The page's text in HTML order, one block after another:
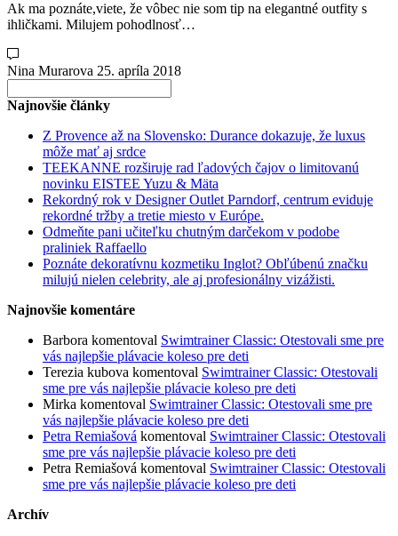
Ak ma poznáte,viete, že vôbec nie som tip na elegantné outfity s
ihličkami. Milujem pohodlnosť…
Nina Murarova 25. apríla 2018
for:
Najnovšie články
Z Provence až na Slovensko: Durance dokazuje, že luxus
môže mať aj srdce
TEEKANNE rozširuje rad ľadových čajov o limitovanú
novinku EISTEE Yuzu & Mäta
Rekordný rok v Designer Outlet Parndorf, centrum eviduje
rekordné tržby a tretie miesto v Európe.
Odmeňte pani učiteľku chutným darčekom v podobe
praliniek Raffaello
Poznáte dekoratívnu kozmetiku Inglot? Obľúbenú značku
milujú nielen celebrity, ale aj profesionálny vizážisti.
Najnovšie komentáre
Barbora komentoval Swimtrainer Classic: Otestovali sme pre
vás najlepšie plávacie koleso pre deti
Terezia kubova komentoval Swimtrainer Classic: Otestovali
sme pre vás najlepšie plávacie koleso pre deti
Mirka komentoval Swimtrainer Classic: Otestovali sme pre
vás najlepšie plávacie koleso pre deti
Petra Remiašová komentoval Swimtrainer Classic: Otestovali
sme pre vás najlepšie plávacie koleso pre deti
Petra Remiašová komentoval Swimtrainer Classic: Otestovali
sme pre vás najlepšie plávacie koleso pre deti
Archív